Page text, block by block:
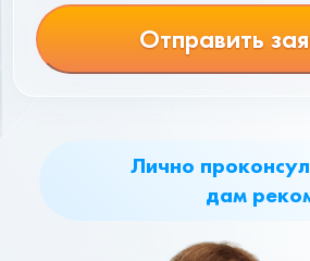
Лично
дам
Отправить